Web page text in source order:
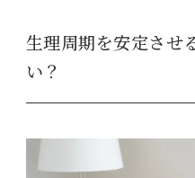
生理周期を安定させ
い？